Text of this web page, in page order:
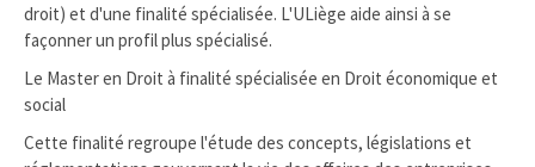
droit) et d'une finalité spécialisée. L'ULiège aide ainsi à se
façonner un profil plus spécialisé.
Le Master en Droit à finalité spécialisée en Droit économique et
social
Cette finalité regroupe l'étude des concepts, législations et